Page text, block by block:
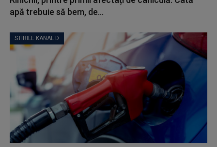
apă trebuie să bem, de...
STIRILE KANAL D